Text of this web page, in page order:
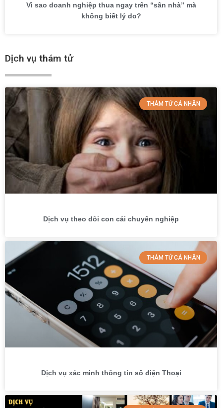
Vì sao doanh nghiệp thua ngay trên “sân nhà” mà
không biết lý do?
Dịch vụ thám tử
THÁM TỬ CÁ NHÂN
Dịch vụ theo dõi con cái chuyên nghiệp
THÁM TỬ CÁ NHÂN
Dịch vụ xác minh thông tin số điện Thoại